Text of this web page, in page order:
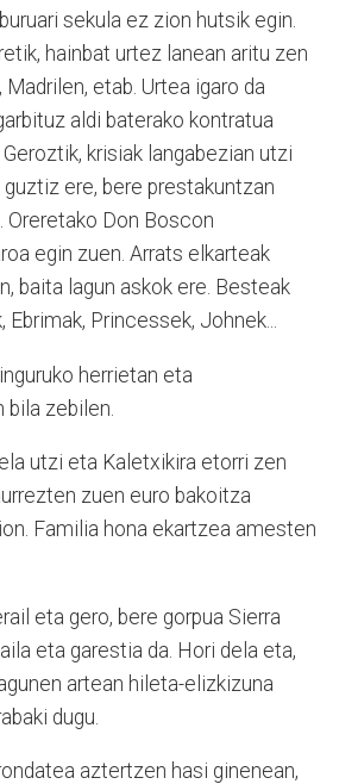
sekula ez zion hutsik egin.
hainbat urtez lanean aritu zen
Madrilen, etab. Urtea igaro da
aldi baterako kontratua
krisiak langabezian utzi
guztiz ere, bere prestakuntzan
Oreretako Don Boscon
egin zuen. Arrats elkarteak
baita lagun askok ere. Besteak
Ebrimak, Princessek, Johnek...
herrietan eta
bila zebilen.
utzi eta Kaletxikira etorri zen
zuen euro bakoitza
Familia hona ekartzea amesten
eta gero, bere gorpua Sierra
eta garestia da. Hori dela eta,
artean hileta-elizkizuna
dugu.
aztertzen hasi ginenean,